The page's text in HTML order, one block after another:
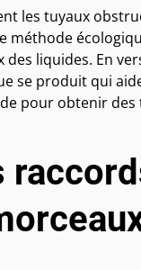
les tuyaux
méthode
liquides. En
se produit qui
pour obtenir